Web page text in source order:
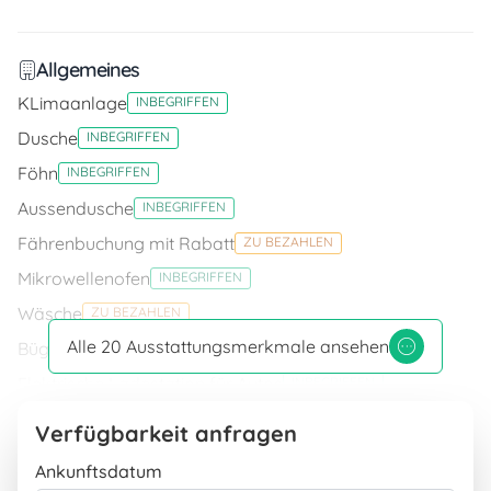
Allgemeines
KLimaanlage INBEGRIFFEN
Dusche INBEGRIFFEN
Föhn INBEGRIFFEN
Aussendusche INBEGRIFFEN
Fährenbuchung mit Rabatt ZU BEZAHLEN
Mikrowellenofen INBEGRIFFEN
Wäsche ZU BEZAHLEN
Bügeleisen mit Bügelbrett INBEGRIFFEN
INBEGRIFFEN
Alle 20 Ausstattungsmerkmale ansehen
Verfügbarkeit anfragen
Ankunftsdatum